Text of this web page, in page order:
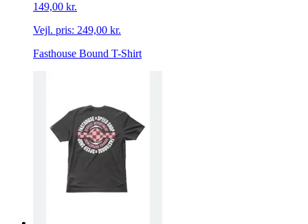
149,00 kr.
Vejl. pris: 249,00 kr.
Fasthouse Bound T-Shirt